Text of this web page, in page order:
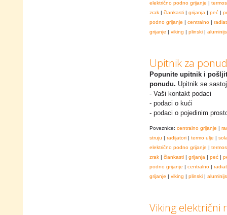
električno podno grijanje |
zrak | člankasti | grijanja | peć |
podno grijanje | centralno |
grijanje | viking | plinski |
Upitnik za
Popunite upitnik i
ponudu. Upitnik se
- Vaši kontakt podaci
- podaci o kući
- podaci o pojedinim
Poveznice: centralno grijanje |
struju | radijatori | termo ulje |
električno podno grijanje |
zrak | člankasti | grijanja | peć |
podno grijanje | centralno |
grijanje | viking | plinski |
Viking električni